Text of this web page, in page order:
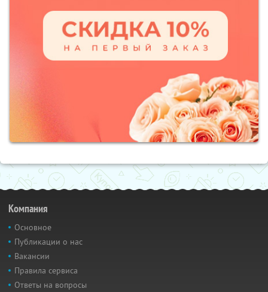
Компания
Основное
Публикации о нас
Вакансии
Правила сервиса
Ответы на вопросы